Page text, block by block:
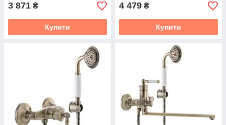
3 871 ₴
Купити
4 479 ₴
Купити